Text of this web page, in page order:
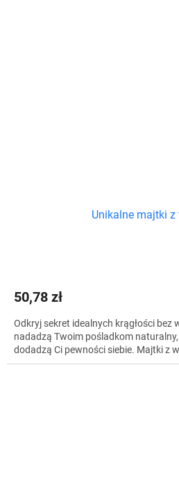
Unikalne majtki z
50,78 zł
Odkryj sekret idealnych krągłości bez
nadadzą Twoim pośladkom naturalny,
dodadzą Ci pewności siebie. Majtki z